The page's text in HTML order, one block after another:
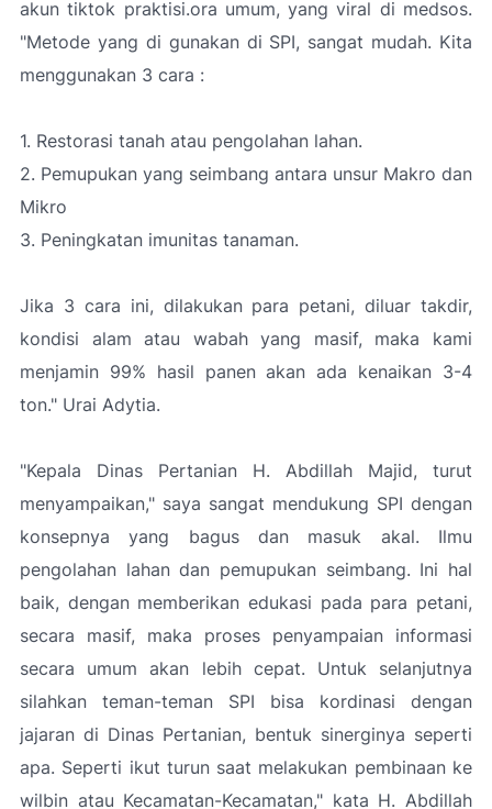
akun tiktok praktisi.ora umum, yang viral di medsos.
"Metode yang di gunakan di SPI, sangat mudah. Kita
menggunakan 3 cara :
1. Restorasi tanah atau pengolahan lahan.
2. Pemupukan yang seimbang antara unsur Makro dan
Mikro
3. Peningkatan imunitas tanaman.
Jika 3 cara ini, dilakukan para petani, diluar takdir,
kondisi alam atau wabah yang masif, maka kami
menjamin 99% hasil panen akan ada kenaikan 3-4
ton." Urai Adytia.
"Kepala Dinas Pertanian H. Abdillah Majid, turut
menyampaikan," saya sangat mendukung SPI dengan
konsepnya yang bagus dan masuk akal. Ilmu
pengolahan lahan dan pemupukan seimbang. Ini hal
baik, dengan memberikan edukasi pada para petani,
secara masif, maka proses penyampaian informasi
secara umum akan lebih cepat. Untuk selanjutnya
silahkan teman-teman SPI bisa kordinasi dengan
jajaran di Dinas Pertanian, bentuk sinerginya seperti
apa. Seperti ikut turun saat melakukan pembinaan ke
wilbin atau Kecamatan-Kecamatan," kata H. Abdillah